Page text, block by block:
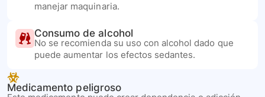
manejar maquinaria.
Consumo de alcohol
No se recomienda su uso con alcohol dado que
puede aumentar los efectos sedantes.
Medicamento peligroso